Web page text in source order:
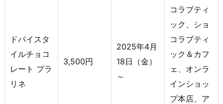
ドバイスタ
イルチョコ
レート プラ
リネ
3,500円
2025年4月
18日（金）
～
コラブティ
ック、ショ
コラブティ
ック＆カフ
ェ、オンラ
インショッ
プ本店、ア